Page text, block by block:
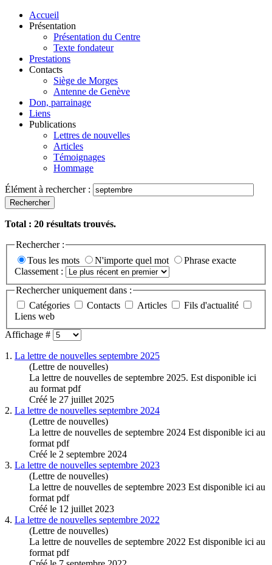
Accueil
Présentation
Présentation du Centre
Texte fondateur
Prestations
Contacts
Siège de Morges
Antenne de Genève
Don, parrainage
Liens
Publications
Lettres de nouvelles
Articles
Témoignages
Hommage
Élément à rechercher :
Rechercher
Total : 20 résultats trouvés.
Rechercher :
Tous les mots
N'importe quel mot
Phrase exacte
Classement :
Rechercher uniquement dans :
Catégories
Contacts Articles
Fils d'actualité
Liens web
Affichage #
1. La lettre de nouvelles septembre 2025
(Lettre de nouvelles)
La lettre de nouvelles de septembre 2025. Est disponible ici
au format pdf
Créé le 27 juillet 2025
2. La lettre de nouvelles septembre 2024
(Lettre de nouvelles)
La lettre de nouvelles de septembre 2024 Est disponible ici au
format pdf
Créé le 2 septembre 2024
3. La lettre de nouvelles septembre 2023
(Lettre de nouvelles)
La lettre de nouvelles de septembre 2023 Est disponible ici au
format pdf
Créé le 12 juillet 2023
4. La lettre de nouvelles septembre 2022
(Lettre de nouvelles)
La lettre de nouvelles de septembre 2022 Est disponible ici au
format pdf